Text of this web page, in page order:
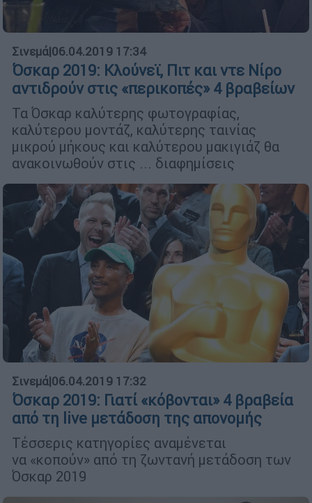
Σινεμά|06.04.2019 17:34
Όσκαρ 2019: Κλούνεϊ, Πιτ και ντε Νίρο
αντιδρούν στις «περικοπές» 4 βραβείων
Τα Όσκαρ καλύτερης φωτογραφίας,
καλύτερου μοντάζ, καλύτερης ταινίας
μικρού μήκους και καλύτερου μακιγιάζ θα
ανακοινωθούν στις ... διαφημίσεις
Σινεμά|06.04.2019 17:32
Όσκαρ 2019: Γιατί «κόβονται» 4 βραβεία
από τη live μετάδοση της απονομής
Τέσσερις κατηγορίες αναμένεται
να «κοπούν» από τη ζωντανή μετάδοση των
Όσκαρ 2019